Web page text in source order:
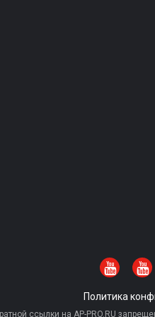
Политика
ссылки на AP-PRO.RU